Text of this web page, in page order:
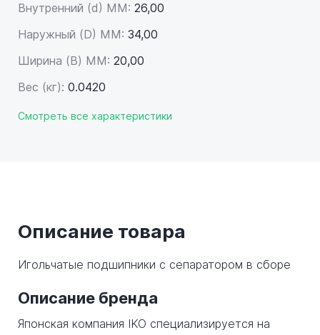
Внутренний (d) ММ: 26,00
Наружный (D) ММ: 34,00
Ширина (B) MM: 20,00
Вес (кг): 0.0420
Смотреть все характеристики
Описание товара
Игольчатые подшипники с сепаратором в сборе
Описание бренда
Японская компания IKO специализируется на